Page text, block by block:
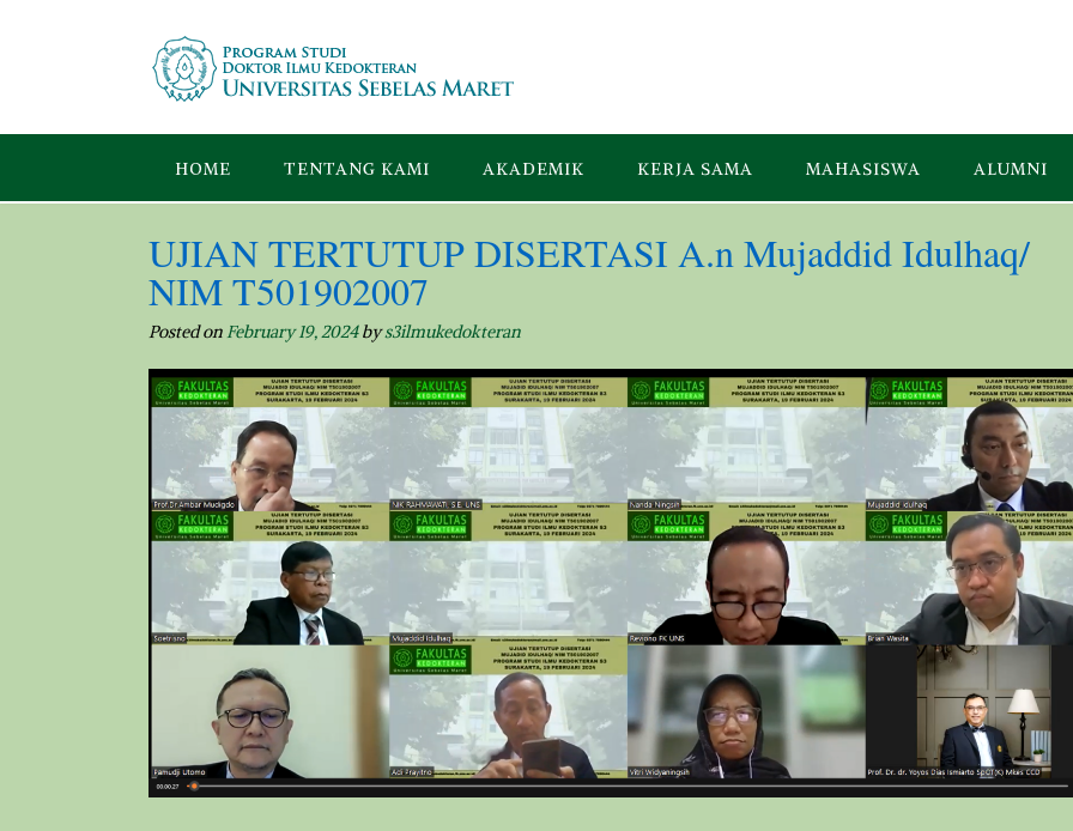
HOME TENTANG KAMI AKADEMIK KERJA SAMA MAHASISWA ALUMNI
UJIAN TERTUTUP DISERTASI A.n Mujaddid Idulhaq/
NIM T501902007
Posted onFebruary 19, 2024bys3ilmukedokteran